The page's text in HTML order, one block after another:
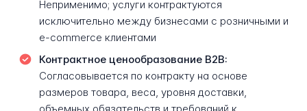
Неприменимо; услуги контрактуются
исключительно между бизнесами с розничными и
e-commerce клиентами
Контрактное ценообразование B2B:
Согласовывается по контракту на основе
размеров товара, веса, уровня доставки,